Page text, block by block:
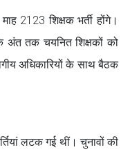
2123 शिक्षक भर्ती होंगे।
अंत तक चयनित शिक्षकों को
अधिकारियों के साथ बैठक
लटक गई थीं। चुनावों की